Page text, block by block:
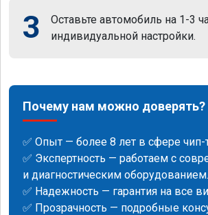
3
Оставьте автомобиль на 1-3
индивидуальной настройки.
Почему нам можно доверять?
✅ Опыт — более 8 лет в сфере чип-
✅ Экспертность — работаем с
и диагностическим оборудованием.
✅ Надежность — гарантия на все
✅ Прозрачность — подробные